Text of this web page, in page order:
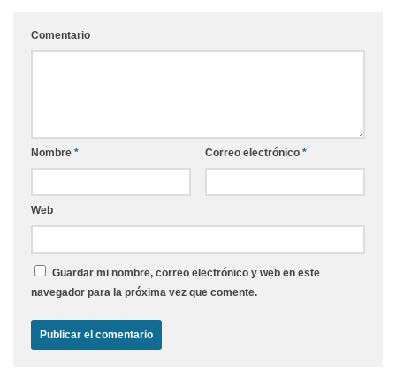
Comentario
Nombre * Correo electrónico *
Web
Guardar mi nombre, correo electrónico y web en este
navegador para la próxima vez que comente.